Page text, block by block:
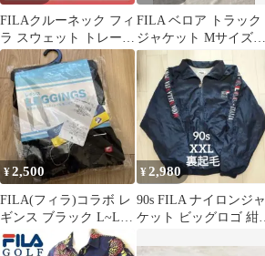
FILAクルーネック フィ
ラ スウェット トレーナ
ー グレー 古着 ロゴ刺
繍
FILA ベロア トラック
ジャケット Mサイズ
ネイビー
¥2,500
FILA(フィラ)コラボ レ
ギンス ブラック L~LL
新品未使用
¥2,980
90s FILA ナイロンジャ
ケット ビッグロゴ 紺